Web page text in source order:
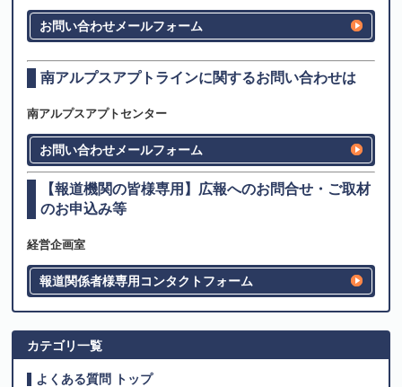
お問い合わせメールフォーム
南アルプスアプトラインに関するお問い合わせは
南アルプスアプトセンター
お問い合わせメールフォーム
【報道機関の皆様専用】広報へのお問合せ・ご取材
のお申込み等
経営企画室
報道関係者様専用コンタクトフォーム
カテゴリ一覧
よくある質問 トップ